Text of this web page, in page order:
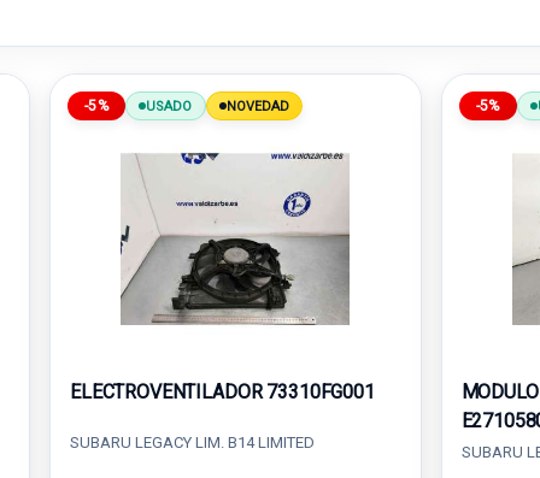
-5% USADO NOVEDAD
ELECTROVENTILADOR 73310FG001
SUBARU LEGACY LIM. B14 LIMITED
-5%
SUBARU